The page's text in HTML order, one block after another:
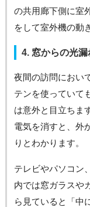
の共用廊下側に室
をして室外機の動
4. 窓からの光
夜間の訪問におい
テンを使っていて
は意外と目立ちま
電気を消すと、外
りとわかります。
テレビやパソコン
内では窓ガラスや
ら見ていると「中